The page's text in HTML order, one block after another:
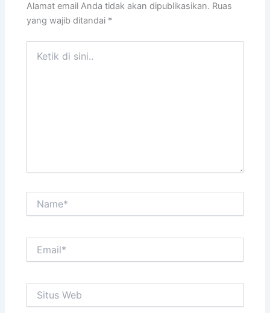
Alamat email Anda tidak akan dipublikasikan. Ruas
yang wajib ditandai *
Web